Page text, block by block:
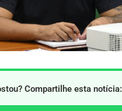
Compartilhe esta notícia: